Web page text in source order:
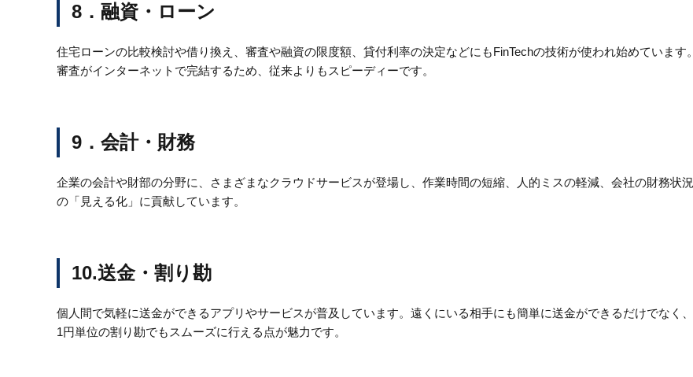
8．融資・ローン
住宅ローンの比較検討や借り換え、審査や融資の限度額、貸付利率の決定などにもFinTechの技術が使われ始めています。
審査がインターネットで完結するため、従来よりもスピーディーです。
9．会計・財務
企業の会計や財部の分野に、さまざまなクラウドサービスが登場し、作業時間の短縮、人的ミスの軽減、会社の財務状況
の「見える化」に貢献しています。
10.送金・割り勘
個人間で気軽に送金ができるアプリやサービスが普及しています。遠くにいる相手にも簡単に送金ができるだけでなく、
1円単位の割り勘でもスムーズに行える点が魅力です。